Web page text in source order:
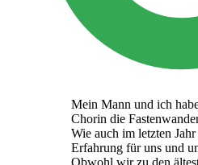
Mein Mann und ich
Chorin die
Wie auch im letzten
Erfahrung für uns und